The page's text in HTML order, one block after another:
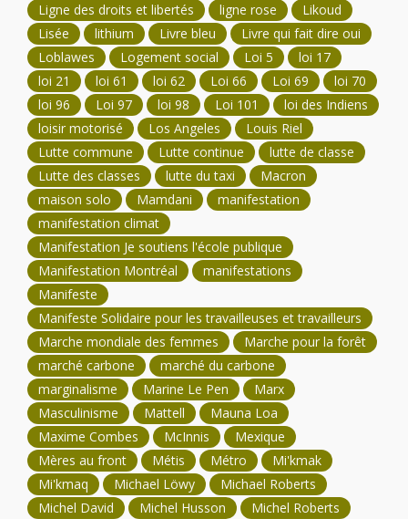
Ligne des droits et libertés ligne rose
Likoud
Lisée
lithium Livre bleu
Livre qui fait dire oui
Loblawes
Logement social Loi 5
loi 17
loi 21
loi 61 loi 62 Loi 66 Loi 69
loi 70
loi 96
Loi 97 loi 98 Loi 101
loi des Indiens
loisir motorisé
Los Angeles
Louis Riel
Lutte commune
Lutte continue
lutte de classe
Lutte des classes
lutte du taxi
Macron
maison solo
Mamdani
manifestation
manifestation climat
Manifestation Je soutiens l'école publique
Manifestation Montréal
manifestations
Manifeste
Manifeste Solidaire pour les travailleuses et travailleurs
Marche mondiale des femmes
Marche pour la forêt
marché carbone
marché du carbone
marginalisme
Marine Le Pen
Marx
Masculinisme
Mattell
Mauna Loa
Maxime Combes
McInnis
Mexique
Mères au front
Métis Métro
Mi'kmak
Mi'kmaq
Michael Löwy
Michael Roberts
Michel David
Michel Husson
Michel Roberts